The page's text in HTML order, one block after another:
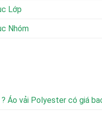
Lớp
Nhóm
Áo vải Polyester có giá